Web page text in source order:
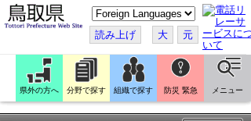
こ
の
ペ
ー
ジ
翻
訳
す
る
読み上げ 大 元
県外の方へ 分野で探す 組織で探す 防災 緊急 メニュー